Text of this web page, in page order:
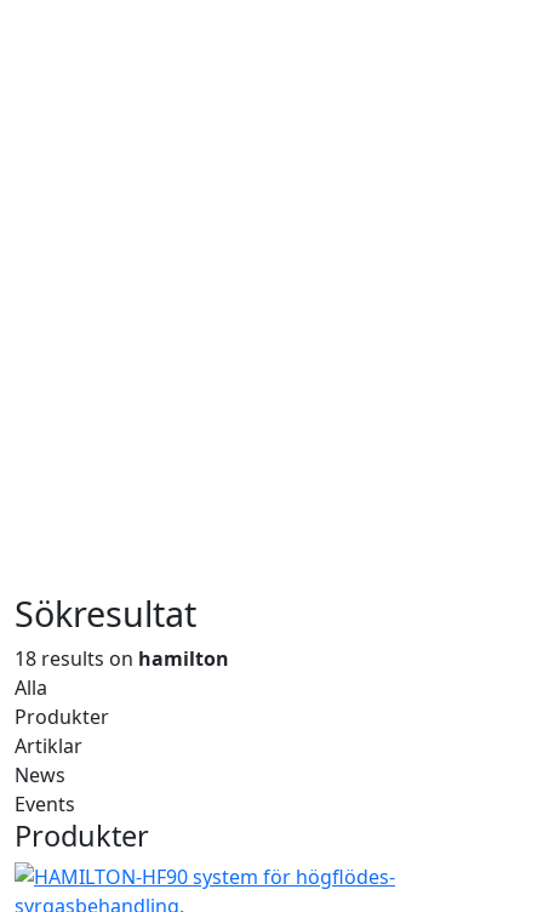
Sökresultat
18 results on hamilton
Alla
Produkter
Artiklar
News
Events
Produkter